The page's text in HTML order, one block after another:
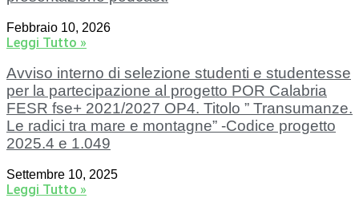
Febbraio 10, 2026
Leggi Tutto »
Avviso interno di selezione studenti e studentesse
per la partecipazione al progetto POR Calabria
FESR fse+ 2021/2027 OP4. Titolo ” Transumanze.
Le radici tra mare e montagne” -Codice progetto
2025.4 e 1.049
Settembre 10, 2025
Leggi Tutto »